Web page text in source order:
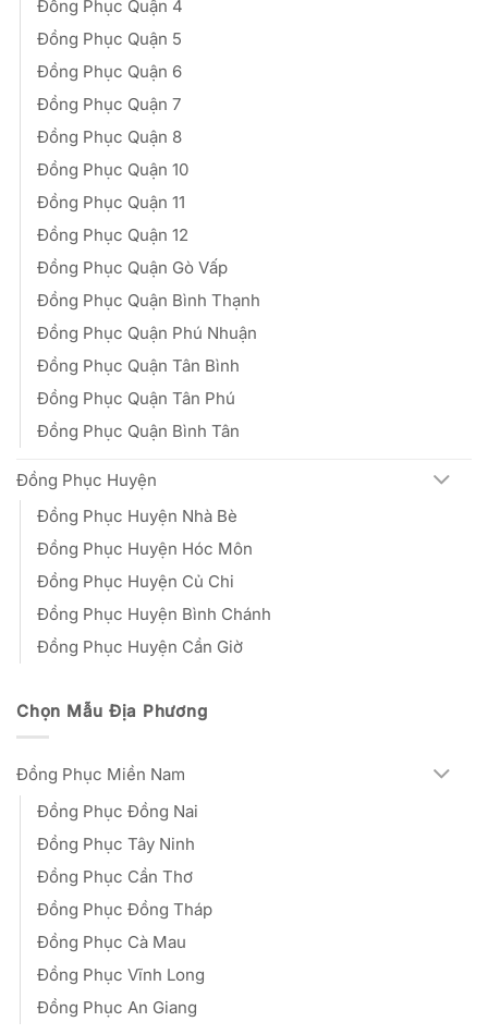
Đồng Phục Quận 4
Đồng Phục Quận 5
Đồng Phục Quận 6
Đồng Phục Quận 7
Đồng Phục Quận 8
Đồng Phục Quận 10
Đồng Phục Quận 11
Đồng Phục Quận 12
Đồng Phục Quận Gò Vấp
Đồng Phục Quận Bình Thạnh
Đồng Phục Quận Phú Nhuận
Đồng Phục Quận Tân Bình
Đồng Phục Quận Tân Phú
Đồng Phục Quận Bình Tân
Đồng Phục Huyện
Đồng Phục Huyện Nhà Bè
Đồng Phục Huyện Hóc Môn
Đồng Phục Huyện Củ Chi
Đồng Phục Huyện Bình Chánh
Đồng Phục Huyện Cần Giờ
Chọn Mẫu Địa Phương
Đồng Phục Miền Nam
Đồng Phục Đồng Nai
Đồng Phục Tây Ninh
Đồng Phục Cần Thơ
Đồng Phục Đồng Tháp
Đồng Phục Cà Mau
Đồng Phục Vĩnh Long
Đồng Phục An Giang